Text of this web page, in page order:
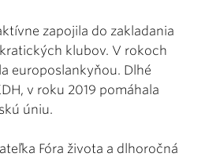
zapojila do zakladania
klubov. V rokoch
europoslankyňou. Dlhé
v roku 2019 pomáhala
úniu.
Fóra života a dlhoročná